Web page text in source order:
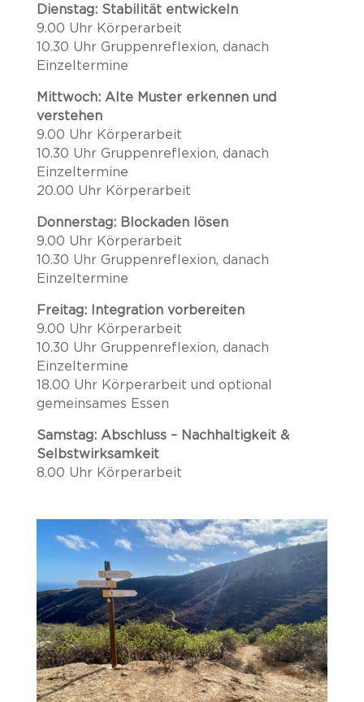
Dienstag: Stabilität entwickeln
9.00 Uhr Körperarbeit
10.30 Uhr Gruppenreflexion, danach
Einzeltermine
Mittwoch: Alte Muster erkennen und
verstehen
9.00 Uhr Körperarbeit
10.30 Uhr Gruppenreflexion, danach
Einzeltermine
20.00 Uhr Körperarbeit
Donnerstag: Blockaden lösen
9.00 Uhr Körperarbeit
10.30 Uhr Gruppenreflexion, danach
Einzeltermine
Freitag: Integration vorbereiten
9.00 Uhr Körperarbeit
10.30 Uhr Gruppenreflexion, danach
Einzeltermine
18.00 Uhr Körperarbeit und optional
gemeinsames Essen
Samstag: Abschluss – Nachhaltigkeit &
Selbstwirksamkeit
8.00 Uhr Körperarbeit